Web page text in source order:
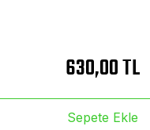
630,00 TL
Sepete Ekle